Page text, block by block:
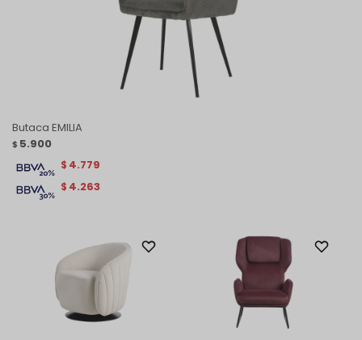
Butaca EMILIA
$ 5.900
$ 4.263
$ 4.779